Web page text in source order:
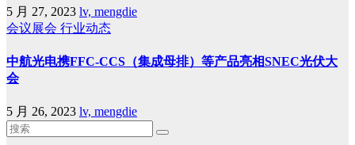
5 月 27, 2023 lv, mengdie
会议展会 行业动态
中航光电携FFC-CCS（集成母排）等产品亮相SNEC光伏大
会
5 月 26, 2023 lv, mengdie